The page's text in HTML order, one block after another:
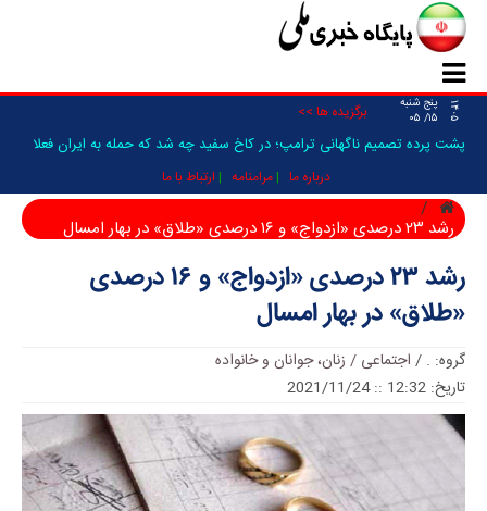
۱۴۰۵
پنج شنبه
۱۵/ ۰۵
برگزیده ها >>
پشت پرده تصمیم ناگهانی ترامپ؛ در کاخ سفید چه شد که حمله به ایران فعلا
متوقف شد؟/ ونس و کین از چه چیز نگرانند؟/ایران می‌داند چه اتفاقی خواهد
افتاد _
درباره ما مرامنامه ارتباط با ما
رشد ۲۳ درصدی «ازدواج» و ۱۶ درصدی «طلاق» در بهار امسال
رشد ۲۳ درصدی «ازدواج» و ۱۶ درصدی
«طلاق» در بهار امسال
گروه: .
/ اجتماعی / زنان، جوانان و خانواده
تاریخ: 12:32 :: 2021/11/24